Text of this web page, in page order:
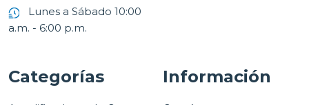
Lunes a Sábado 10:00
a.m. - 6:00 p.m.
Categorías Información